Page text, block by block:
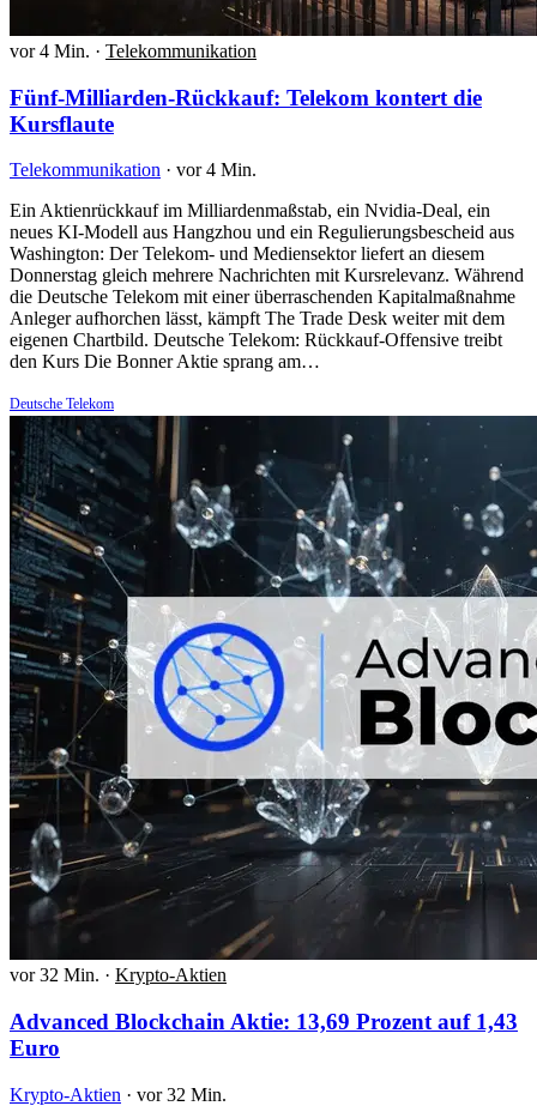
vor 4 Min. · Telekommunikation
Fünf-Milliarden-Rückkauf: Telekom kontert die
Kursflaute
Telekommunikation · vor 4 Min.
Ein Aktienrückkauf im Milliardenmaßstab, ein Nvidia-Deal, ein
neues KI-Modell aus Hangzhou und ein Regulierungsbescheid aus
Washington: Der Telekom- und Mediensektor liefert an diesem
Donnerstag gleich mehrere Nachrichten mit Kursrelevanz. Während
die Deutsche Telekom mit einer überraschenden Kapitalmaßnahme
Anleger aufhorchen lässt, kämpft The Trade Desk weiter mit dem
eigenen Chartbild. Deutsche Telekom: Rückkauf-Offensive treibt
den Kurs Die Bonner Aktie sprang am…
Deutsche Telekom
vor 32 Min. · Krypto-Aktien
Advanced Blockchain Aktie: 13,69 Prozent auf 1,43
Euro
Krypto-Aktien · vor 32 Min.